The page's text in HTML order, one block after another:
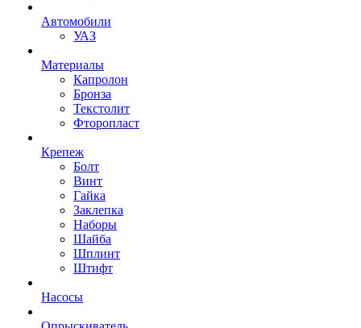
Автомобили
УАЗ
Материалы
Капролон
Бронза
Текстолит
Фторопласт
Крепеж
Болт
Винт
Гайка
Заклепка
Наборы
Шайба
Шплинт
Штифт
Насосы